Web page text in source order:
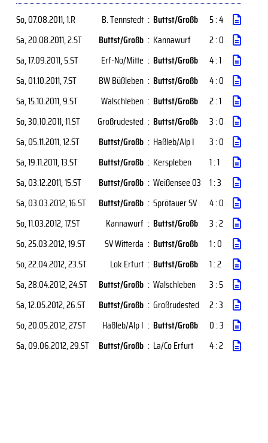
So, 07.08.2011, 1.R B. Tennstedt : Buttst/Großb
5 : 4
Sa, 20.08.2011, 2.ST Buttst/Großb : Kannawurf
2 : 0
Sa, 17.09.2011, 5.ST Erf-No/Mitte : Buttst/Großb
4 : 1
Sa, 01.10.2011, 7.ST BW Büßleben : Buttst/Großb
4 : 0
Sa, 15.10.2011, 9.ST Walschleben : Buttst/Großb
2 : 1
So, 30.10.2011, 11.ST Großrudested : Buttst/Großb
3 : 0
Sa, 05.11.2011, 12.ST Buttst/Großb : Haßleb/Alp I
3 : 0
Sa, 19.11.2011, 13.ST Buttst/Großb : Kerspleben
1 : 1
Sa, 03.12.2011, 15.ST Buttst/Großb : Weißensee 03 1 : 3
Sa, 03.03.2012, 16.ST Buttst/Großb : Sprötauer SV
4 : 0
So, 11.03.2012, 17.ST Kannawurf : Buttst/Großb
3 : 2
So, 25.03.2012, 19.ST SV Witterda : Buttst/Großb
1 : 0
So, 22.04.2012, 23.ST Lok Erfurt : Buttst/Großb
1 : 2
Sa, 28.04.2012, 24.ST Buttst/Großb : Walschleben
3 : 5
Sa, 12.05.2012, 26.ST Buttst/Großb : Großrudested
2 : 3
So, 20.05.2012, 27.ST Haßleb/Alp I : Buttst/Großb
0 : 3
Sa, 09.06.2012, 29.ST Buttst/Großb : La/Co Erfurt 4 : 2